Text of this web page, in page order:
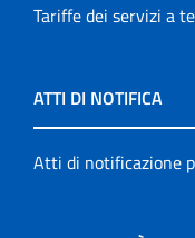
Tariffe dei servizi a
ATTI DI NOTIFICA
Atti di notificazione